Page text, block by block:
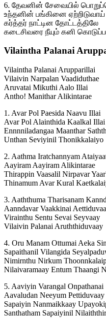
6. தேவனின் சேவையில்
உந்தனின் பங்கினை ஏற்றிடுவாய்
கர்த்தர் நாட்டின தோட்டத்திலே
கடைசிவரை நீயும் கனி
Vilaintha Palanai
Vilaintha Palanai Arupparillai
Vilaivin Narpalan Vaadiduthae
Aruvatai Mikuthi Aalo Illai
Antho! Manithar Alikintarae
1. Avar Pol Paesida Naavu Illai
Avar Pol Alainthida Kaalkal Illai
Ennnniladangaa Maanthar
Unthan Seviyinil Thonikkalaiyo
2. Aathma Iratchannyam
Aayiram Aayiram Alikintarae
Thirappin Vaasalil Nirpavar
Thinamum Avar Kural
3. Aaththuma Tharisanam
Aanndavar Vaakkinai
Virainthu Sentu Sevai Seyvaay
Vilaivin Palanai Aruththiduvaay
4. Oru Manam Ottumai Aeka
Sapaithanil Vilangida
Nimirnthu Nirkum
Nilaivaramaay Entum Thaangi
5. Aaviyin Varangal Onpathanai
Aavaludan Neeyum Pettiduvaay
Sapaiyin Nanmaikkaay
Santhatham Sapaiyinil